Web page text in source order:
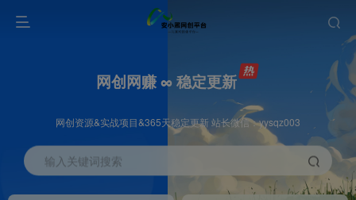
网创网赚 ∞ 稳定更新
网创资源&实战项目&365天稳定更新 站长微信：yysqz003
输入关键词搜索